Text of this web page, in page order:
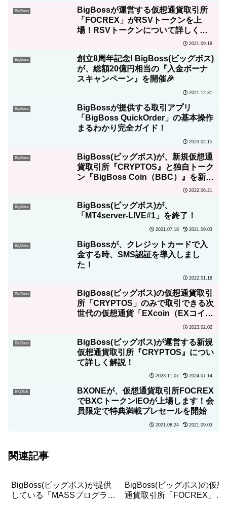
BigBoss
BigBossが運営する仮想通貨取引所
「FOCREX」がRSVトークンを上
場！RSVトークンについて詳しく解
2021.09.18
BigBoss
創立8周年記念! BigBoss(ビッグボス)
が、総額20億円相当の『入金ボーナ
スキャンペーン』を開催🎉
2021.12.31
BigBoss
BigBossが提供する取引アプリ
「BigBoss QuickOrder」の基本操作
まるわかり完全ガイド！
2023.02.15
BigBoss
BigBoss(ビッグボス)が、新規仮想通
貨取引所『CRYPTOS』と独自トーク
ン『BigBoss Coin（BBC）』を新し
2022.06.21
BigBoss
BigBoss(ビッグボス)が、
「MT4server-LIVE#1」を終了！
2021.07.18 2021.09.03
BigBoss
BigBossが、クレジットカードで入
金する時、SMS認証を導入しまし
た！
2022.01.18
BigBoss
BigBoss(ビッグボス)の仮想通貨取引
所「CRYPTOS」のみで取引できる次
世代の仮想通貨「EXcoin（EXコイ
ン）」の特徴について詳しく解説！
2023.02.02
BigBoss
BigBoss(ビッグボス)が運営する新規
仮想通貨取引所『CRYPTOS』につい
て詳しく解説！
2023.11.07 2024.07.14
BXONE
BXONEが、仮想通貨取引所FOCREX
でBXCトークンIEOが上場します！会
員限定で特典満載プレセールを開始
2021.08.24 2021.09.03
関連記事
BigBoss(ビッグボス)が提供
している「MASSプログラ
BigBoss(ビッグボス)の仮想
通貨取引所「FOCREX」が